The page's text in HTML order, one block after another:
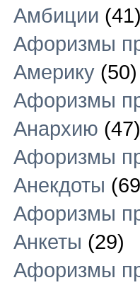
Амбиции
Афоризмы
Америку (50)
Афоризмы
Анархию (47)
Афоризмы
Анекдоты
Афоризмы
Анкеты (29)
Афоризмы